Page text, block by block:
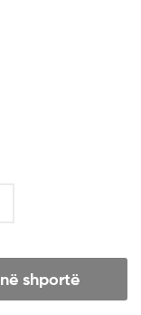
shportë